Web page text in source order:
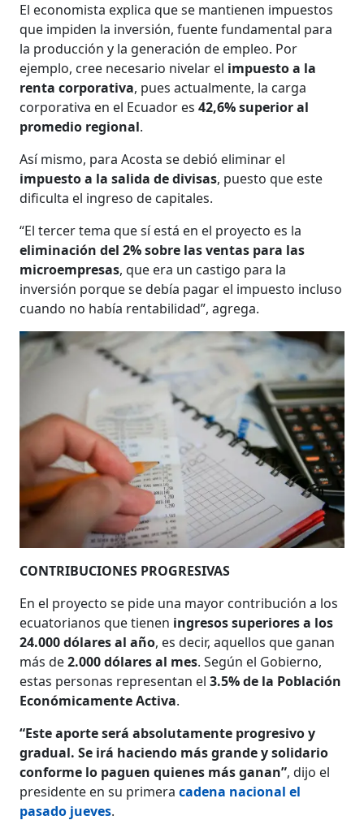
El economista explica que se mantienen impuestos
que impiden la inversión, fuente fundamental para
la producción y la generación de empleo. Por
ejemplo, cree necesario nivelar el impuesto a la
renta corporativa, pues actualmente, la carga
corporativa en el Ecuador es42,6% superior al
promedio regional.
Así mismo, para Acosta se debió eliminar el
impuesto a la salida de divisas, puesto que este
dificulta el ingreso de capitales.
“El tercer tema que sí está en el proyecto es la
eliminación del 2% sobre las ventas para las
microempresas, que era un castigo para la
inversión porque se debía pagar el impuesto incluso
cuando no había rentabilidad”, agrega.
CONTRIBUCIONES PROGRESIVAS
En el proyecto se pide una mayor contribución a los
ecuatorianos que tienen ingresos superiores a los
24.000 dólares al año, es decir, aquellos que ganan
más de2.000 dólares al mes. Según el Gobierno,
estas personas representan el3.5% de la Población
Económicamente Activa.
“Este aporte será absolutamente progresivo y
gradual. Se irá haciendo más grande y solidario
conforme lo paguen quienes más ganan”, dijo el
presidente en su primeracadena nacional el
pasado jueves.